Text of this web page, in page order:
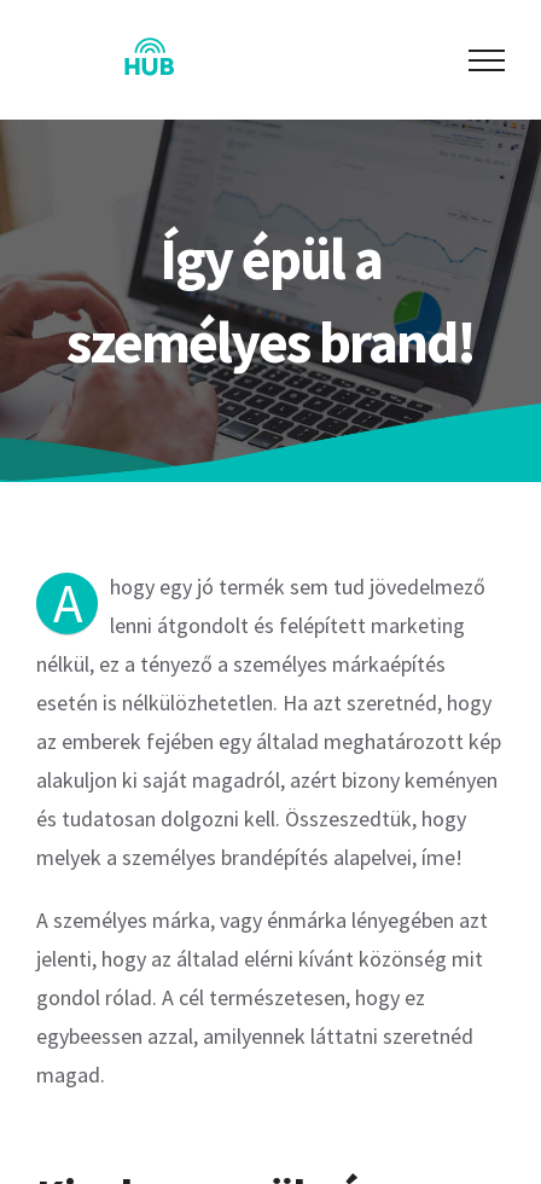
Így épül a
személyes brand!
A
hogy egy jó termék sem tud jövedelmező
lenni átgondolt és felépített marketing
nélkül, ez a tényező a személyes márkaépítés
esetén is nélkülözhetetlen. Ha azt szeretnéd, hogy
az emberek fejében egy általad meghatározott kép
alakuljon ki saját magadról, azért bizony keményen
és tudatosan dolgozni kell. Összeszedtük, hogy
melyek a személyes brandépítés alapelvei, íme!
A személyes márka, vagy énmárka lényegében azt
jelenti, hogy az általad elérni kívánt közönség mit
gondol rólad. A cél természetesen, hogy ez
egybeessen azzal, amilyennek láttatni szeretnéd
magad.